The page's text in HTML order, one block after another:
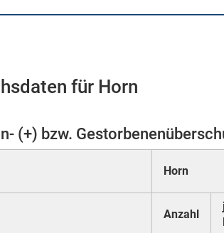
für Horn
(+) bzw.
Horn
Anzahl